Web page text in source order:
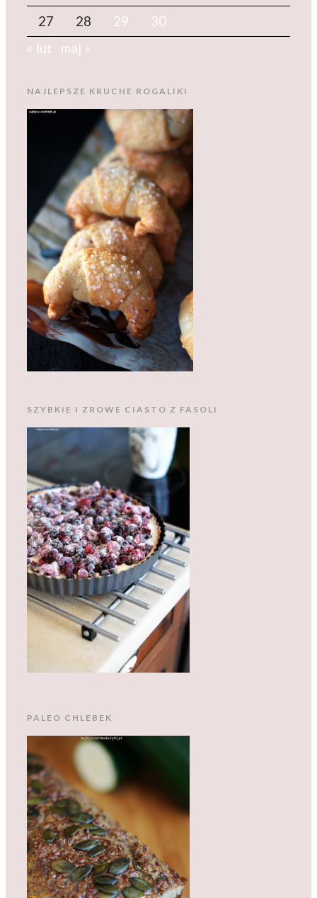
27
28 29
30
« lut
maj »
NAJLEPSZE KRUCHE ROGALIKI
SZYBKIE I ZROWE CIASTO Z FASOLI
PALEO CHLEBEK